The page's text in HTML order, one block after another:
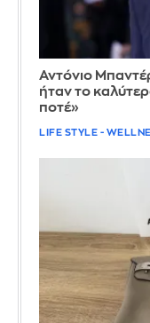
Αντόνιο
ήταν το
ποτέ»
LIFE STYLE -